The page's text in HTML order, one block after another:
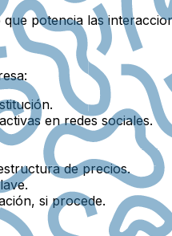
potencia las
en redes sociales.
de precios.
si procede.